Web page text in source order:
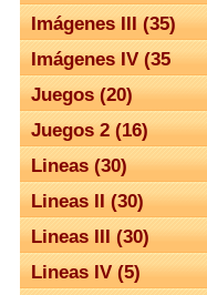
Imágenes III (35)
Imágenes IV (35
Juegos (20)
Juegos 2 (16)
Lineas (30)
Lineas II (30)
Lineas III (30)
Lineas IV (5)